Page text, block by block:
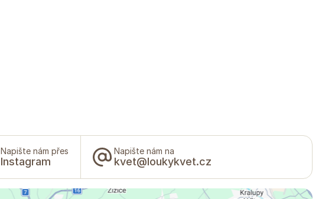
Napište nám přes
Instagram
Napište nám na
kvet@loukykvet.cz